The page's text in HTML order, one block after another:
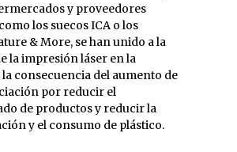
y proveedores
los suecos ICA o los
& More, se han unido a la
la impresión láser en la
la consecuencia del aumento de
por reducir el
de productos y reducir la
y el consumo de plástico.